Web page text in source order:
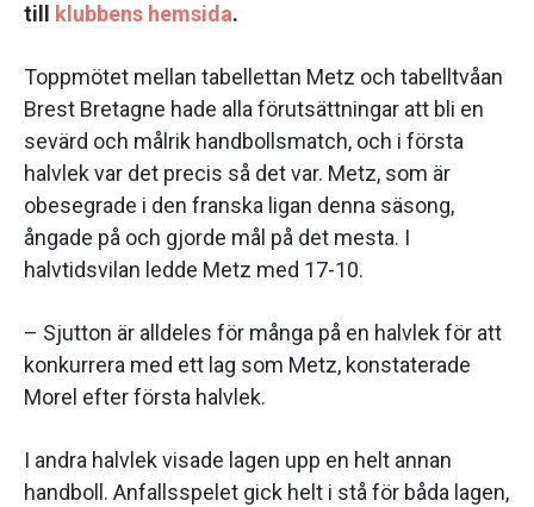
till
klubbens hemsida.
Toppmötet mellan tabellettan Metz och tabelltvåan
Brest Bretagne hade alla förutsättningar att bli en
sevärd och målrik handbollsmatch, och i första
halvlek var det precis så det var. Metz, som är
obesegrade i den franska ligan denna säsong,
ångade på och gjorde mål på det mesta. I
halvtidsvilan ledde Metz med 17-10.
– Sjutton är alldeles för många på en halvlek för att
konkurrera med ett lag som Metz, konstaterade
Morel efter första halvlek.
I andra halvlek visade lagen upp en helt annan
handboll. Anfallsspelet gick helt i stå för båda lagen,